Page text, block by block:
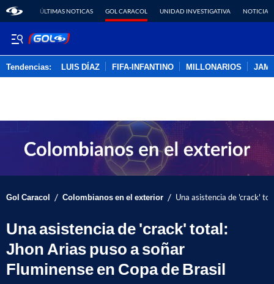
ÚLTIMAS NOTICAS GOL CARACOL UNIDAD INVESTIGATIVA NOTICIAS
Tendencias: LUIS DÍAZ FIFA-INFANTINO MILLONARIOS
Gol Caracol / Colombianos en el exterior / Una asistencia de 'crack'
Una asistencia de 'crack' total:
Jhon Arias puso a soñar
Fluminense en Copa de Brasil